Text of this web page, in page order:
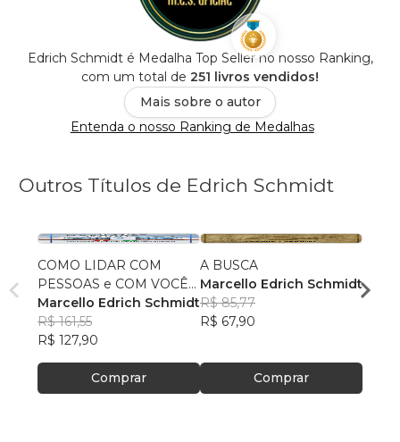
Edrich Schmidt é Medalha Top Seller no nosso Ranking,
com um total de 251 livros vendidos!
Mais sobre o autor
Entenda o nosso Ranking de Medalhas
Outros Títulos de Edrich Schmidt
COMO LIDAR COM
PESSOAS e COM VOCÊ
MESMO
Marcello Edrich Schmidt
R$ 161,55
R$ 127,90
Comprar
A BUSCA
Marcello Edrich Schmidt
R$ 85,77
R$ 67,90
Comprar
R$